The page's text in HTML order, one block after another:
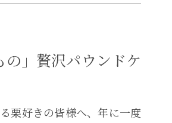
の」贅沢パウンドケ
栗好きの皆様へ、年に一度